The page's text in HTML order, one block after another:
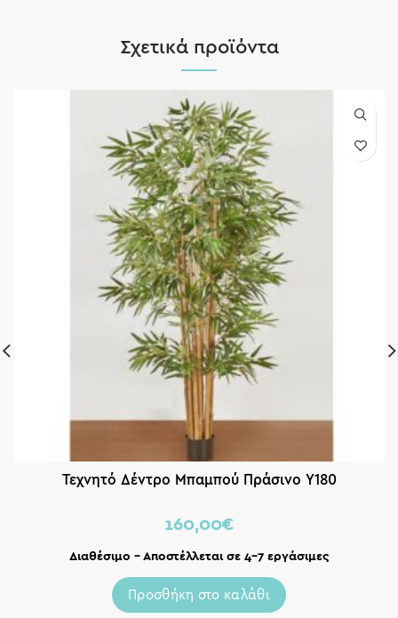
Σχετικά προϊόντα
Τεχνητό Δέντρο Μπαμπού Πράσινο Υ180
160,00€
Διαθέσιμο – Αποστέλλεται σε 4-7 εργάσιμες
Προσθήκη στο καλάθι